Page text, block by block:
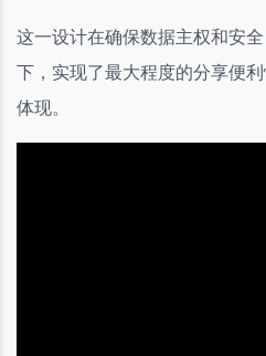
这一设计在确保数据主权和安
下，实现了最大程度的分享便
体现。